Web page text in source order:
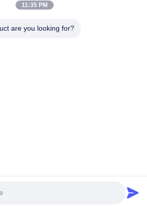
STAR TO GLORIFY YOUR WONDERFUL HONEY
LIFE. All Rights Reserved.
11:35 PM
are you looking for?